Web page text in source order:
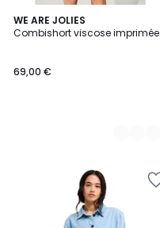
WE ARE JOLIES
Combishort viscose imprimée
69,00 €
2
Couleurs